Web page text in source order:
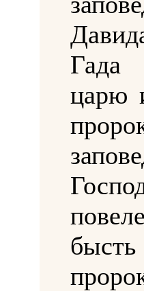
Гада
царю